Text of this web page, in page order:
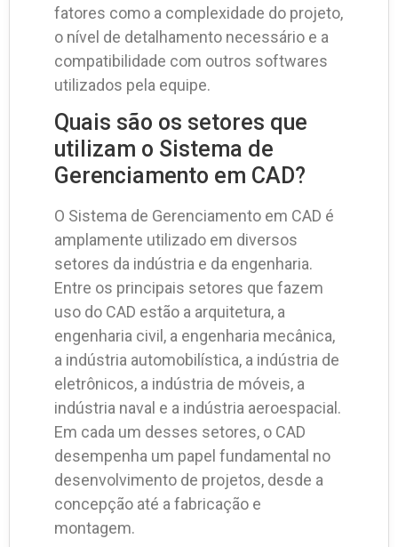
fatores como a complexidade do projeto,
o nível de detalhamento necessário e a
compatibilidade com outros softwares
utilizados pela equipe.
Quais são os setores que
utilizam o Sistema de
Gerenciamento em CAD?
O Sistema de Gerenciamento em CAD é
amplamente utilizado em diversos
setores da indústria e da engenharia.
Entre os principais setores que fazem
uso do CAD estão a arquitetura, a
engenharia civil, a engenharia mecânica,
a indústria automobilística, a indústria de
eletrônicos, a indústria de móveis, a
indústria naval e a indústria aeroespacial.
Em cada um desses setores, o CAD
desempenha um papel fundamental no
desenvolvimento de projetos, desde a
concepção até a fabricação e
montagem.